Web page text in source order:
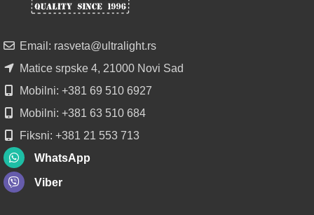
DIFUZOROM
POGLEDAJ
Email: rasveta@ultralight.rs
Matice srpske 4, 21000 Novi Sad
Mobilni: +381 69 510 6927
Mobilni: +381 63 510 684
Fiksni: +381 21 553 713
WhatsApp
Viber